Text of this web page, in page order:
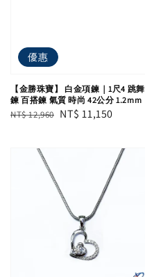
優惠
【金勝珠寶】 白金項鍊｜1尺4 跳舞
鍊 百搭鍊 氣質 時尚 42公分 1.2mm
Regular
NT$ 12,960 Sale
NT$ 11,150